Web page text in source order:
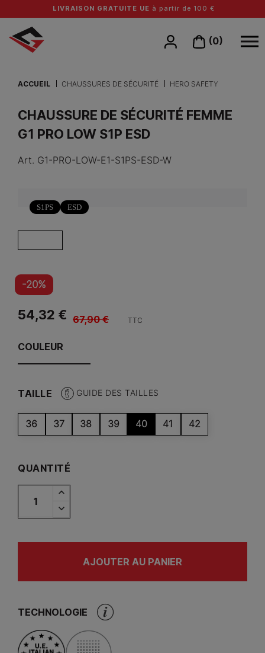
LIVRAISON GRATUITE UE à partir de 100 €
(0)
ACCUEIL CHAUSSURES DE SÉCURITÉ HERO SAFETY
CHAUSSURE DE SÉCURITÉ FEMME
G1 PRO LOW S1P ESD
Art. G1-PRO-LOW-E1-S1PS-ESD-W
S1PS ESD
-20%
54,32 € 67,90 € TTC
COULEUR
TAILLE GUIDE DES TAILLES
36 37 38 39 40 41 42
QUANTITÉ
AJOUTER AU PANIER
TECHNOLOGIE